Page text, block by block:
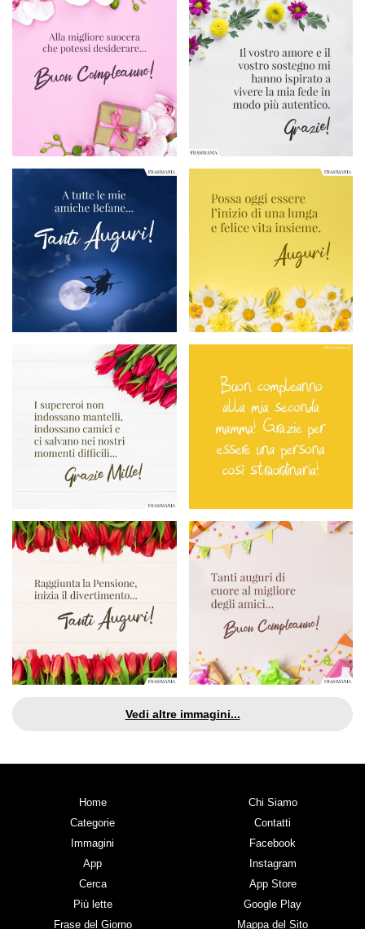
Vedi altre immagini...
Home
Categorie
Immagini
App
Cerca
Più lette
Frase del Giorno
Chi Siamo
Contatti
Facebook
Instagram
App Store
Google Play
Mappa del Sito